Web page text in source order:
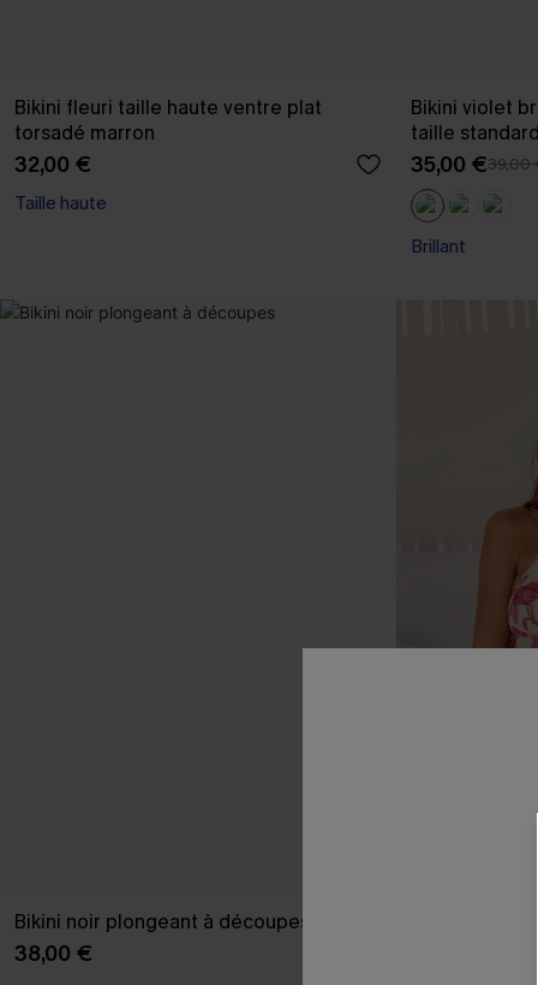
Bikini fleuri taille haute ventre plat
torsadé marron
32,00 €
Taille haute
Bikini violet
taille
35,00 €39,00
Brillant
Bikini noir plongeant à découpes
38,00 €